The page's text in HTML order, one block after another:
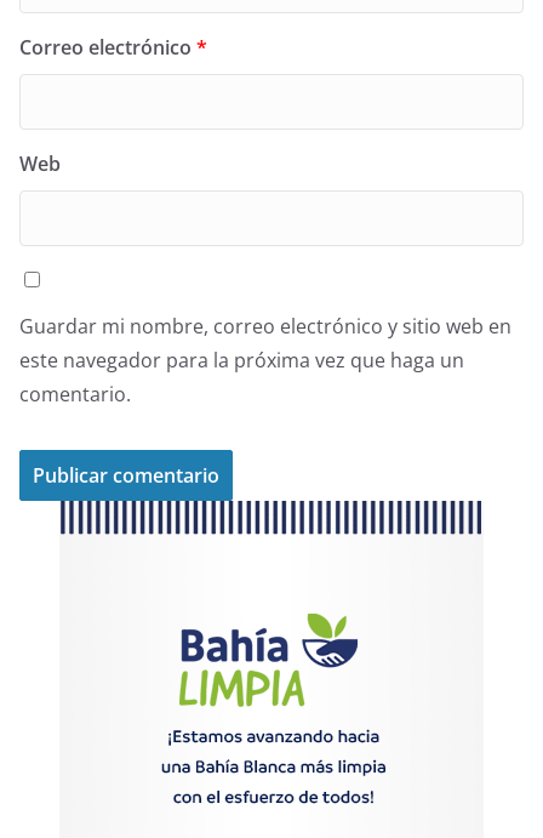
Correo electrónico *
Web
Guardar mi nombre, correo electrónico y sitio web en
este navegador para la próxima vez que haga un
comentario.